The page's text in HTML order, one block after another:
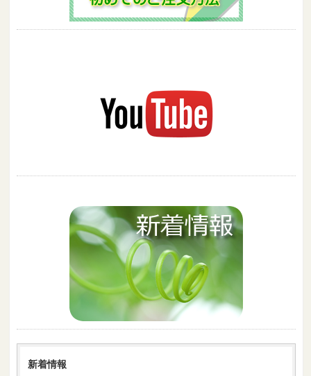
新着情報